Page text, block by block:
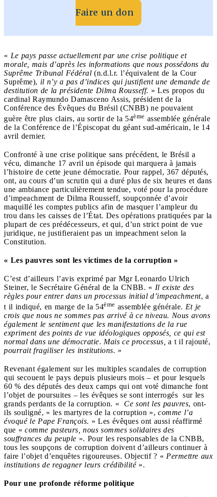
Faire un don
« Le pays passe actuellement par une crise politique et
morale, mais d’après les informations que nous possédons du
Suprême Tribunal Fédéral (n.d.l.r. l’équivalent de la Cour
Suprême), il n’y a pas d’indices qui justifient une demande de
destitution de la présidente Dilma Rousseff. » Les propos du
cardinal Raymundo Damasceno Assis, président de la
Conférence des Évêques du Brésil (CNBB) ne pouvaient
guère être plus clairs, au sortir de la 54ème assemblée générale
de la Conférence de l’Épiscopat du géant sud-américain, le 14
avril dernier.
Confronté à une crise politique sans précédent, le Brésil a
vécu, dimanche 17 avril un épisode qui marquera à jamais
l’histoire de cette jeune démocratie. Pour rappel, 367 députés,
ont, au cours d’un scrutin qui a duré plus de six heures et dans
une ambiance particulièrement tendue, voté pour la procédure
d’impeachment de Dilma Rousseff, soupçonnée d’avoir
maquillé les comptes publics afin de masquer l’ampleur du
trou dans les caisses de l’État. Des opérations pratiquées par la
plupart de ces prédécesseurs, et qui, d’un strict point de vue
juridique, ne justifieraient pas un impeachment selon la
Constitution.
« Les pauvres sont les victimes de la corruption »
C’est d’ailleurs l’avis exprimé par Mgr Leonardo Ulrich
Steiner, le Secrétaire Général de la CNBB. « Il existe des
règles pour entrer dans un processus initial d’impeachment, a
t il indiqué, en marge de la 54ème assemblée générale. Et je
crois que nous ne sommes pas arrivé à ce niveau. Nous avons
également le sentiment que les manifestations de la rue
expriment des points de vue idéologiques opposés, ce qui est
normal dans une démocratie. Mais ce processus, a t il rajouté,
pourrait fragiliser les institutions. »
Revenant également sur les multiples scandales de corruption
qui secouent le pays depuis plusieurs mois – et pour lesquels
60 % des députés des deux camps qui ont voté dimanche font
l’objet de poursuites – les évêques se sont interrogés sur les
grands perdants de la corruption. « Ce sont les pauvres, ont-
ils souligné, « les martyres de la corruption », comme l’a
évoqué le Pape François. » Les évêques ont aussi réaffirmé
que « comme pasteurs, nous sommes solidaires des
souffrances du peuple ». Pour les responsables de la CNBB,
tous les soupçons de corruption doivent d’ailleurs continuer à
faire l’objet d’enquêtes rigoureuses. Objectif ? « Permettre aux
institutions de regagner leurs crédibilité ».
Pour une profonde réforme politique